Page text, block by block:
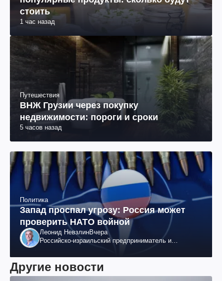
стоить
1 час назад
Путешествия
ВНЖ Грузии через покупку
недвижимости: пороги и сроки
5 часов назад
Политика
Запад проспал угрозу: Россия может
проверить НАТО войной
Леонид НевзлинВчера
Российско-израильский предприниматель и
"ЮКОСа"
Другие новости